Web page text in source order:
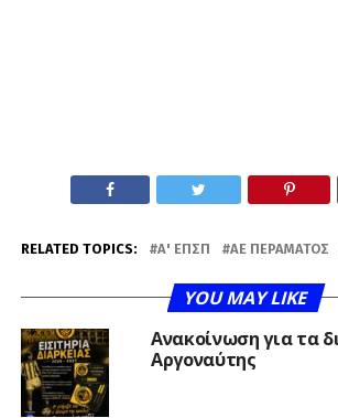
RELATED TOPICS: Α' ΕΠΣΠ ΑΕ ΠΕΡΆΜΑΤΟΣ
YOU MAY LIKE
Ανακοίνωση για τα
Αργοναύτης